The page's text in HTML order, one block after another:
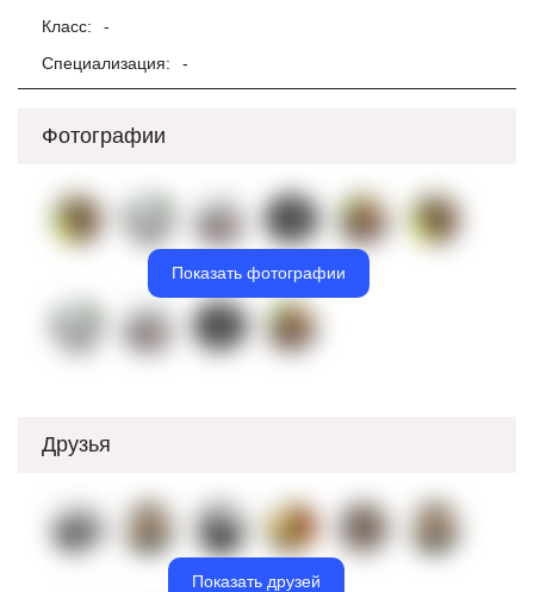
Класс:
-
Специализация:
-
Фотографии
Показать фотографии
Друзья
Показать друзей